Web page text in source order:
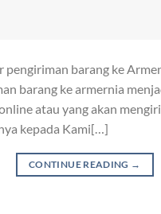
barang ke
barang ke armernia
atau yang akan
kepada Kami[…]
CONTINUE READING →